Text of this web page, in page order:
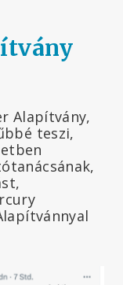
Alapítvány,
teszi,